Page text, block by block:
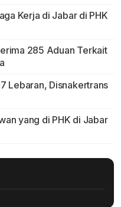
Kerja di Jabar di PHK
285 Aduan Terkait
Lebaran, Disnakertrans
yang di PHK di Jabar